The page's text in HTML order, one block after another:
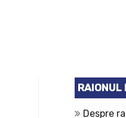
RAIONUL
Despre